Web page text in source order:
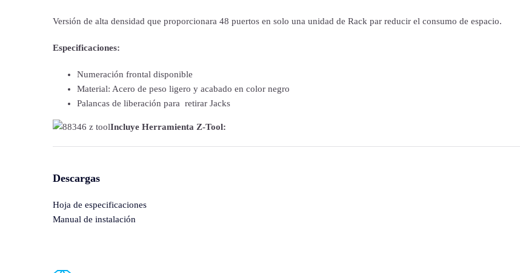
Versión de alta densidad que proporcionara 48 puertos en solo una unidad de Rack par reducir el consumo de espacio.
Especificaciones:
Numeración frontal disponible
Material: Acero de peso ligero y acabado en color negro
Palancas de liberación para retirar Jacks
Incluye Herramienta Z-Tool:
Descargas
Hoja de especificaciones
Manual de instalación